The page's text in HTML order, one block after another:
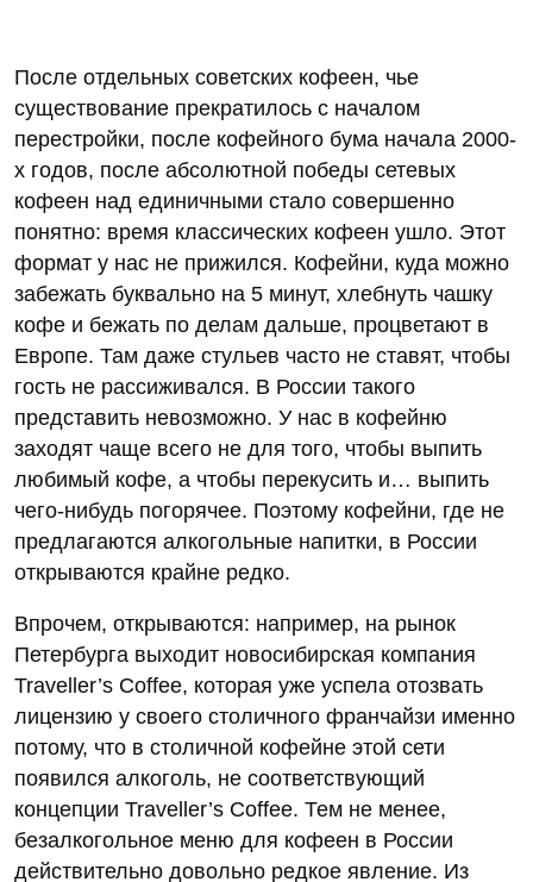
После отдельных советских кофеен, чье
существование прекратилось с началом
перестройки, после кофейного бума начала 2000-
х годов, после абсолютной победы сетевых
кофеен над единичными стало совершенно
понятно: время классических кофеен ушло. Этот
формат у нас не прижился. Кофейни, куда можно
забежать буквально на 5 минут, хлебнуть чашку
кофе и бежать по делам дальше, процветают в
Европе. Там даже стульев часто не ставят, чтобы
гость не рассиживался. В России такого
представить невозможно. У нас в кофейню
заходят чаще всего не для того, чтобы выпить
любимый кофе, а чтобы перекусить и… выпить
чего-нибудь погорячее. Поэтому кофейни, где не
предлагаются алкогольные напитки, в России
открываются крайне редко.
Впрочем, открываются: например, на рынок
Петербурга выходит новосибирская компания
Traveller’s Coffee, которая уже успела отозвать
лицензию у своего столичного франчайзи именно
потому, что в столичной кофейне этой сети
появился алкоголь, не соответствующий
концепции Traveller’s Coffee. Тем не менее,
безалкогольное меню для кофеен в России
действительно довольно редкое явление. Из